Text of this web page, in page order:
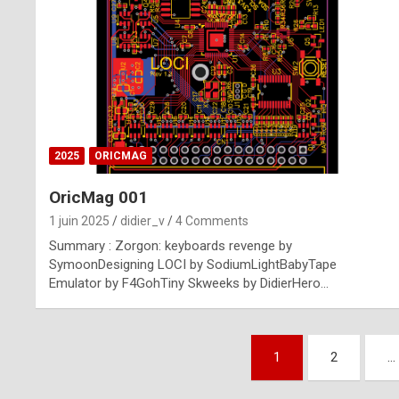
2025 ORICMAG
OricMag 001
1 juin 2025 didier_v 4 Comments
Summary : Zorgon: keyboards revenge by
SymoonDesigning LOCI by SodiumLightBabyTape
Emulator by F4GohTiny Skweeks by DidierHero…
1 2 …